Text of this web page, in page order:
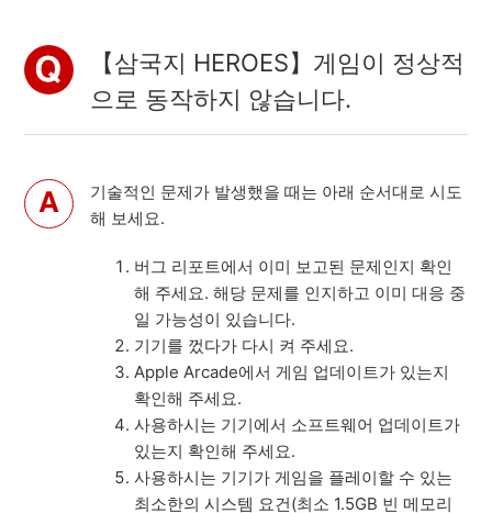
【삼국지 HEROES】게임이 정상적
으로 동작하지 않습니다.
기술적인 문제가 발생했을 때는 아래 순서대로 시도
해 보세요.
버그 리포트에서 이미 보고된 문제인지 확인
해 주세요. 해당 문제를 인지하고 이미 대응 중
일 가능성이 있습니다.
기기를 껐다가 다시 켜 주세요.
Apple Arcade에서 게임 업데이트가 있는지
확인해 주세요.
사용하시는 기기에서 소프트웨어 업데이트가
있는지 확인해 주세요.
사용하시는 기기가 게임을 플레이할 수 있는
최소한의 시스템 요건(최소 1.5GB 빈 메모리